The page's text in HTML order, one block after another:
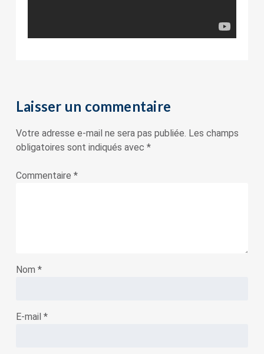
Laisser un commentaire
Votre adresse e-mail ne sera pas publiée. Les champs
obligatoires sont indiqués avec *
Commentaire *
Nom *
E-mail *